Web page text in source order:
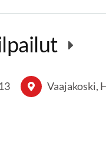
13 Vaajakoski,